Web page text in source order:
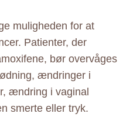
muligheden for at
Patienter, der
bør overvåges
ændringer i
ændring i vaginal
smerte eller tryk.